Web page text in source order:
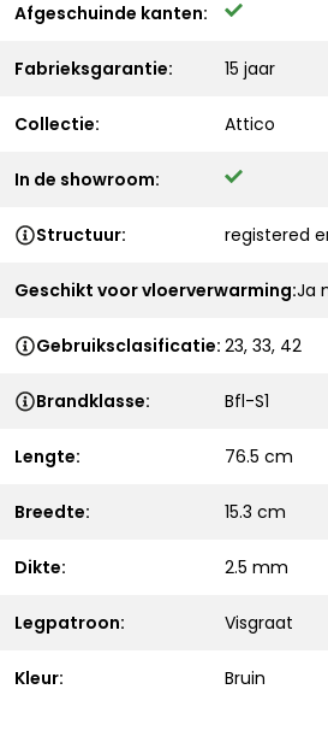
Afgeschuinde kanten:
Fabrieksgarantie: 15 jaar
Collectie: Attico
In de showroom:
Structuur: registered
Geschikt voor vloerverwarming:Ja
Gebruiksclasificatie: 23, 33, 42
Brandklasse: Bfl-S1
Lengte: 76.5 cm
Breedte: 15.3 cm
Dikte: 2.5 mm
Legpatroon: Visgraat
Kleur: Bruin